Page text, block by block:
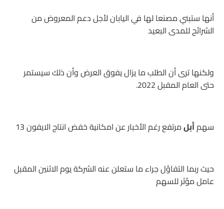
أنها ستبني مصنعا لها في اليابان لأجل دعم المعروض من
الشرائح للمدى البعيد
ولكنها ترى أن الطلب ما يزال يفوق العرض وأن ذلك سيستمر
حتى العام المقبل 2022.
سهمأبلمرتفع رغم الأخبار عن امكانية خفض انتاج الايفون 13
حيث ربما التفاؤل جراء ما ستعلن عنه الشركة يوم الاثنين المقبل
عامل مؤثر للسهم